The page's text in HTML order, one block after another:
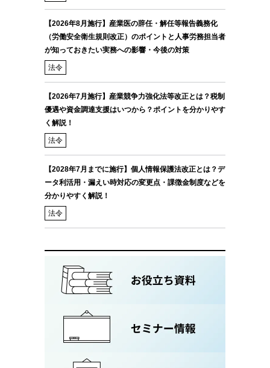
【2026年8月施行】産業医の辞任・解任等報告義務化
（労働安全衛生規則改正）のポイントと人事労務担当者
が知っておきたい実務への影響・今後の対策
法令
【2026年7月施行】産業競争力強化法等改正とは？税制
優遇や資金調達支援はいつから？ポイントを分かりやす
く解説！
法令
【2028年7月までに施行】個人情報保護法改正とは？デ
ータ利活用・漏えい時対応の変更点・課徴金制度などを
分かりやすく解説！
法令